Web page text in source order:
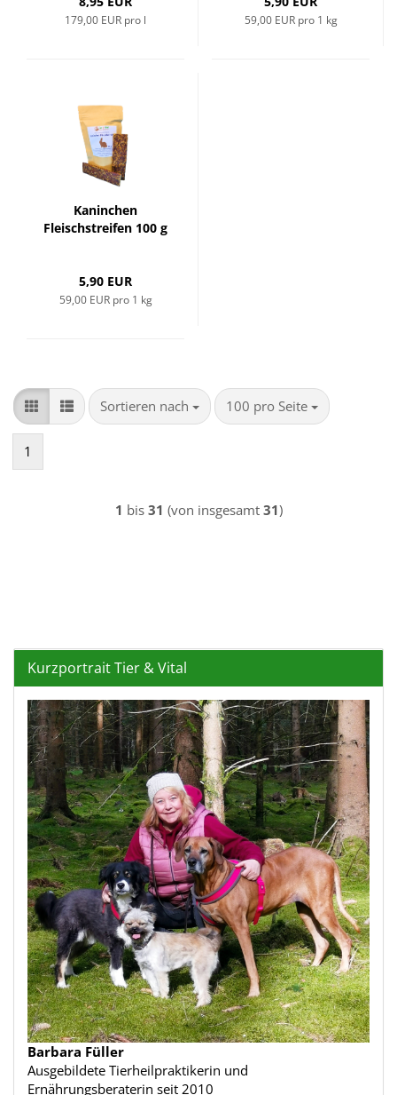
179,00 EUR pro l 59,00 EUR pro 1 kg
Kaninchen
Fleischstreifen 100 g
5,90 EUR
59,00 EUR pro 1 kg
Sortieren nach
Sortieren nach 100 pro Seite
pro Seite
1
1 bis 31 (von insgesamt 31)
Kurzportrait Tier & Vital
Barbara Füller
Ausgebildete Tierheilpraktikerin und
Ernährungsberaterin seit 2010